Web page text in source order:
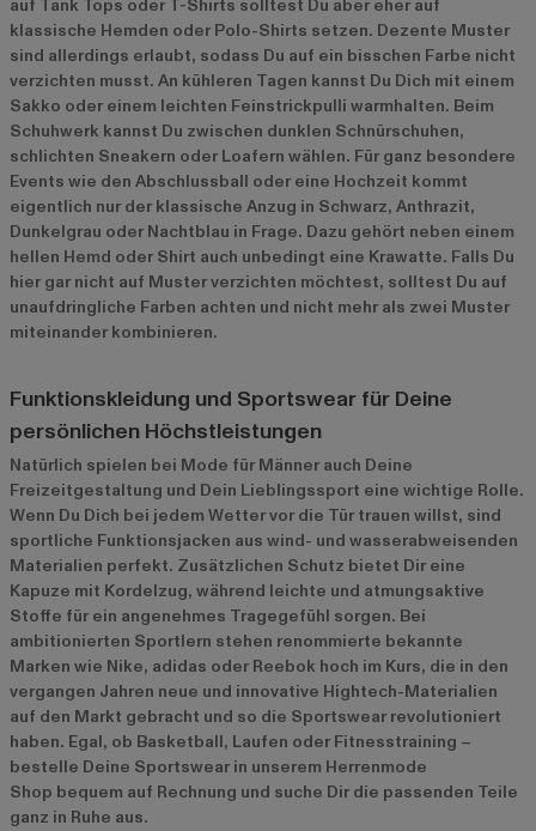
auf Tank Tops oder T-Shirts solltest Du aber eher auf
klassische Hemden oder Polo-Shirts setzen. Dezente Muster
sind allerdings erlaubt, sodass Du auf ein bisschen Farbe nicht
verzichten musst. An kühleren Tagen kannst Du Dich mit einem
Sakko oder einem leichten Feinstrickpulli warmhalten. Beim
Schuhwerk kannst Du zwischen dunklen Schnürschuhen,
schlichten Sneakern oder Loafern wählen. Für ganz besondere
Events wie den Abschlussball oder eine Hochzeit kommt
eigentlich nur der klassische Anzug in Schwarz, Anthrazit,
Dunkelgrau oder Nachtblau in Frage. Dazu gehört neben einem
hellen Hemd oder Shirt auch unbedingt eine Krawatte. Falls Du
hier gar nicht auf Muster verzichten möchtest, solltest Du auf
unaufdringliche Farben achten und nicht mehr als zwei Muster
miteinander kombinieren.
Funktionskleidung und Sportswear für Deine
persönlichen Höchstleistungen
Natürlich spielen bei Mode für Männer auch Deine
Freizeitgestaltung und Dein Lieblingssport eine wichtige Rolle.
Wenn Du Dich bei jedem Wetter vor die Tür trauen willst, sind
sportliche Funktionsjacken aus wind- und wasserabweisenden
Materialien perfekt. Zusätzlichen Schutz bietet Dir eine
Kapuze mit Kordelzug, während leichte und atmungsaktive
Stoffe für ein angenehmes Tragegefühl sorgen. Bei
ambitionierten Sportlern stehen renommierte bekannte
Marken wie Nike, adidas oder Reebok hoch im Kurs, die in den
vergangen Jahren neue und innovative Hightech-Materialien
auf den Markt gebracht und so die Sportswear revolutioniert
haben. Egal, ob Basketball, Laufen oder Fitnesstraining –
bestelle Deine Sportswear in unserem Herrenmode
Shop bequem auf Rechnung und suche Dir die passenden Teile
ganz in Ruhe aus.